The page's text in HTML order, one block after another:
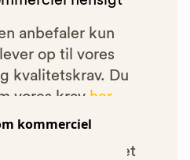
kommerciel
anbefaler kun
op til vores
kvalitetskrav. Du
vores krav her.
lever op til
for at indgå et